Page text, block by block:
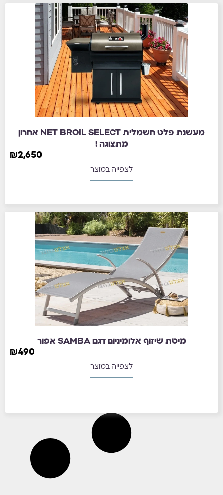
מעשנת פלט חשמלית NET BROIL SELECT אחרון
מתצוגה !
₪2,650
לצפייה במוצר
מיטת שיזוף אלומיניום דגם SAMBA אפור
₪490
לצפייה במוצר